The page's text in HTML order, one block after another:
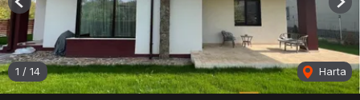
1 / 14 Harta
Previous